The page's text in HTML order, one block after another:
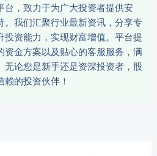
，致力于为广大投资者提供安
。我们汇聚行业最新资讯，分享专
投资能力，实现财富增值。平台提
资金方案以及贴心的客服服务，满
无论您是新手还是资深投资者，股
的投资伙伴！